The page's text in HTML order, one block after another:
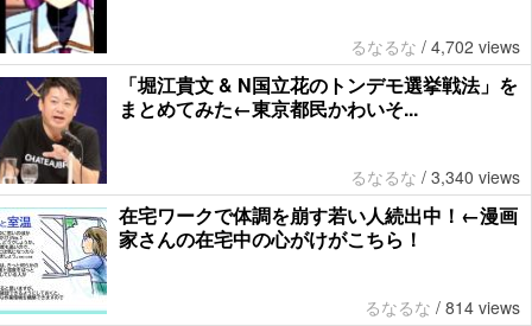
るなるな / 4,702 views
「堀江貴文 & N国立花のトンデモ選挙戦法」を
まとめてみた←東京都民かわいそ...
るなるな / 3,340 views
在宅ワークで体調を崩す若い人続出中！←漫画
家さんの在宅中の心がけがこちら！
るなるな / 814 views